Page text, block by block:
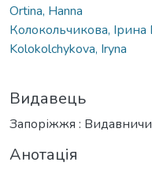
Ortina, Hanna
Колокольчикова,
Kolokolchykova, Iryna
Видавець
Запоріжжя :
Анотація